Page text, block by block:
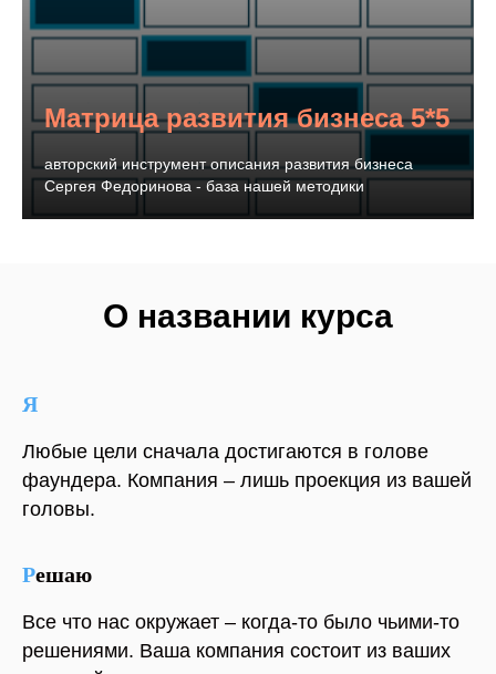
Матрица развития бизнеса 5*5
авторский инструмент описания развития бизнеса
Сергея Федоринова - база нашей методики
О названии курса
Я
Любые цели сначала достигаются в голове
фаундера. Компания – лишь проекция из вашей
головы.
Решаю
Все что нас окружает – когда-то было чьими-то
решениями. Ваша компания состоит из ваших